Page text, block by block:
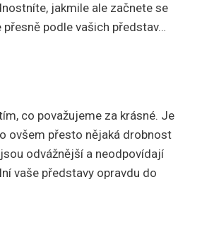
jakmile ale začnete se
podle vašich představ…
co považujeme za krásné. Je
ovšem přesto nějaká drobnost
odvážnější a neodpovídají
vaše představy opravdu do